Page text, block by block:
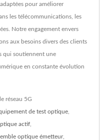
pour améliorer
les télécommunications, les
Notre engagement envers
aux besoins divers des clients
qui soutiennent une
en constante évolution
réseau 5G
de test optique
actif
optique émetteur,